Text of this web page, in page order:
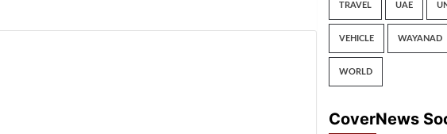
TRAVEL UAE
VEHICLE WAYANAD
WORLD
CoverNews